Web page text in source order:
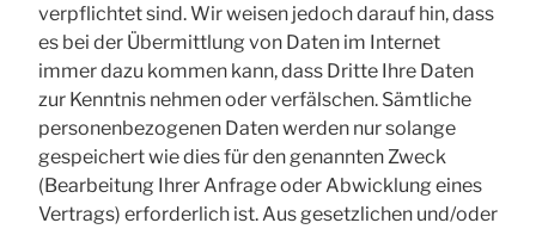
verpflichtet sind. Wir weisen jedoch darauf hin, dass
es bei der Übermittlung von Daten im Internet
immer dazu kommen kann, dass Dritte Ihre Daten
zur Kenntnis nehmen oder verfälschen. Sämtliche
personenbezogenen Daten werden nur solange
gespeichert wie dies für den genannten Zweck
(Bearbeitung Ihrer Anfrage oder Abwicklung eines
Vertrags) erforderlich ist. Aus gesetzlichen und/oder